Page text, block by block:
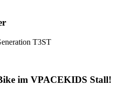
T3ST
im VPACEKIDS Stall!